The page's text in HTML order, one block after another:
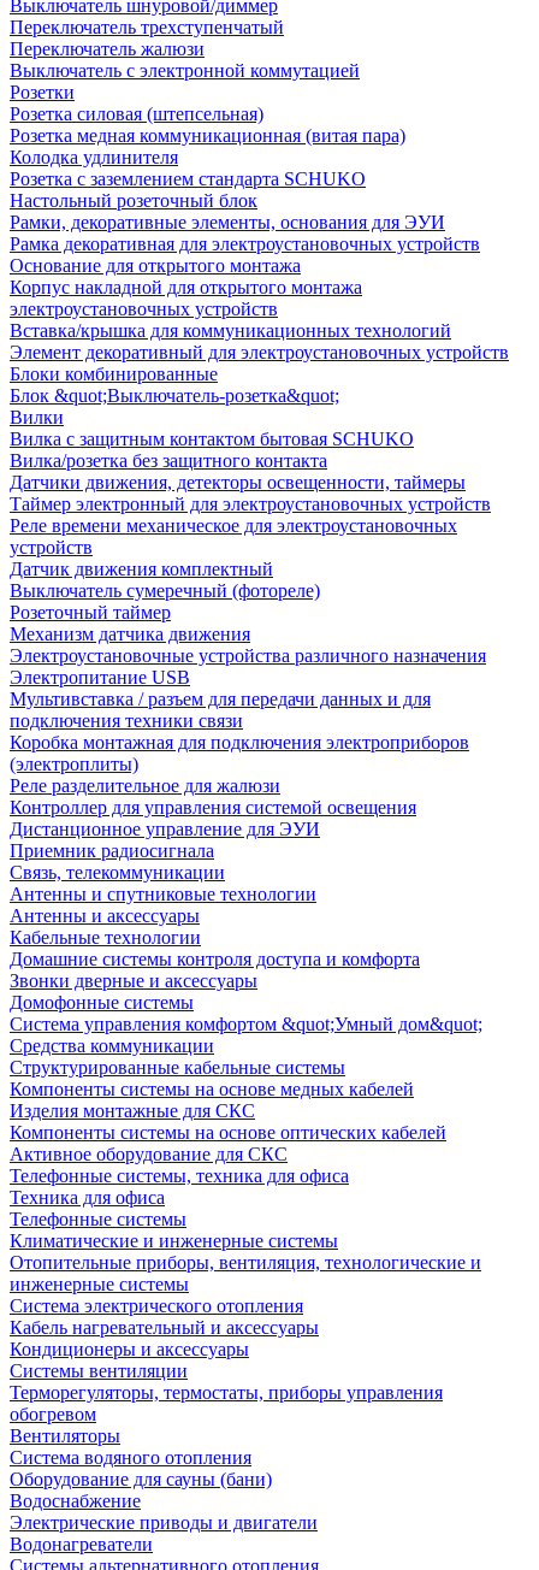
Выключатель шнуровой/диммер
Переключатель трехступенчатый
Переключатель жалюзи
Выключатель с электронной коммутацией
Розетки
Розетка силовая (штепсельная)
Розетка медная коммуникационная (витая пара)
Колодка удлинителя
Розетка с заземлением стандарта SCHUKO
Настольный розеточный блок
Рамки, декоративные элементы, основания для ЭУИ
Рамка декоративная для электроустановочных устройств
Основание для открытого монтажа
Корпус накладной для открытого монтажа
электроустановочных устройств
Вставка/крышка для коммуникационных технологий
Элемент декоративный для электроустановочных устройств
Блоки комбинированные
Блок &quot;Выключатель-розетка&quot;
Вилки
Вилка с защитным контактом бытовая SCHUKO
Вилка/розетка без защитного контакта
Датчики движения, детекторы освещенности, таймеры
Таймер электронный для электроустановочных устройств
Реле времени механическое для электроустановочных
устройств
Датчик движения комплектный
Выключатель сумеречный (фотореле)
Розеточный таймер
Механизм датчика движения
Электроустановочные устройства различного назначения
Электропитание USB
Мультивставка / разъем для передачи данных и для
подключения техники связи
Коробка монтажная для подключения электроприборов
(электроплиты)
Реле разделительное для жалюзи
Контроллер для управления системой освещения
Дистанционное управление для ЭУИ
Приемник радиосигнала
Связь, телекоммуникации
Антенны и спутниковые технологии
Антенны и аксессуары
Кабельные технологии
Домашние системы контроля доступа и комфорта
Звонки дверные и аксессуары
Домофонные системы
Система управления комфортом &quot;Умный дом&quot;
Средства коммуникации
Структурированные кабельные системы
Компоненты системы на основе медных кабелей
Изделия монтажные для СКС
Компоненты системы на основе оптических кабелей
Активное оборудование для СКС
Телефонные системы, техника для офиса
Техника для офиса
Телефонные системы
Климатические и инженерные системы
Отопительные приборы, вентиляция, технологические и
инженерные системы
Система электрического отопления
Кабель нагревательный и аксессуары
Кондиционеры и аксессуары
Системы вентиляции
Терморегуляторы, термостаты, приборы управления
обогревом
Вентиляторы
Система водяного отопления
Оборудование для сауны (бани)
Водоснабжение
Электрические приводы и двигатели
Водонагреватели
Системы альтернативного отопления